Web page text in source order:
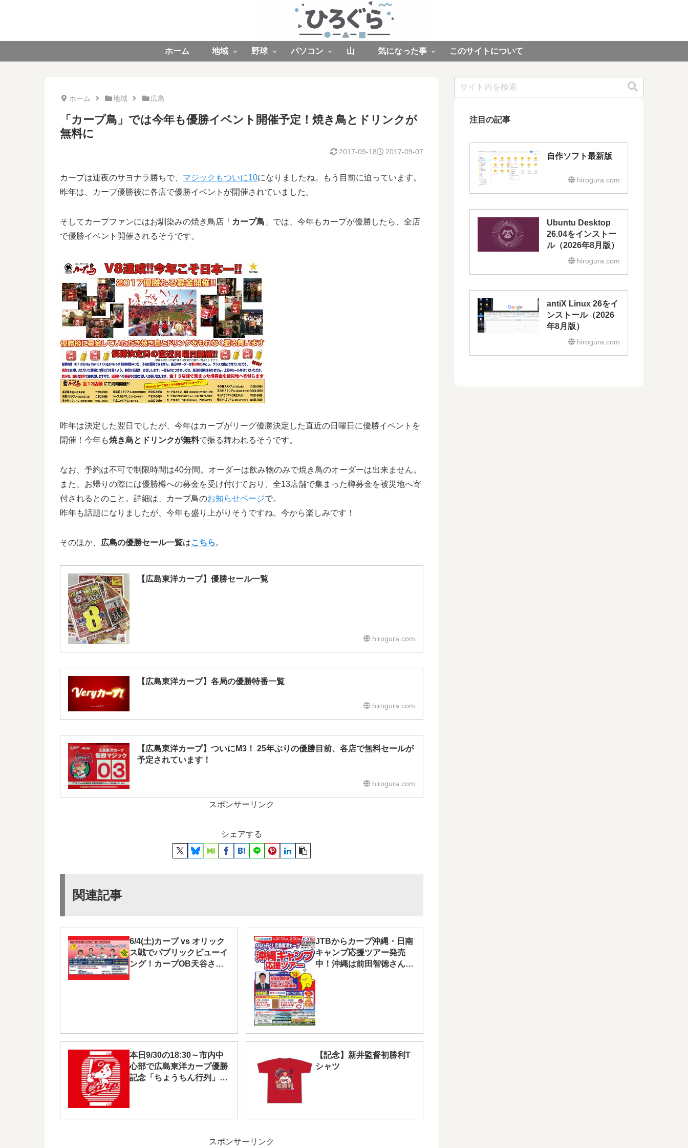
ホーム 地域 野球 パソコン 山 気になった事 このサイトについて
ホーム 地域 広島
「カープ鳥」では今年も優勝イベント開催予定！焼き鳥とドリンクが
無料に
2017-09-07
2017-09-18
カープは連夜のサヨナラ勝ちで、 マジックもついに10になりましたね。もう目前に迫っています。
昨年は、カープ優勝後に各店で優勝イベントが開催されていました。
そしてカープファンにはお馴染みの焼き鳥店「 カープ鳥 」では、今年もカープが優勝したら、全店
で優勝イベント開催されるそうです。
昨年は決定した翌日でしたが、今年はカープがリーグ優勝決定した直近の日曜日に優勝イベントを
開催！今年も焼き鳥とドリンクが無料で振る舞われるそうです。
なお、予約は不可で制限時間は40分間。オーダーは飲み物のみで焼き鳥のオーダーは出来ません。
また、お帰りの際には優勝樽への募金を受け付けており、全13店舗で集まった樽募金を被災地へ寄
付されるとのこと。詳細は、カープ鳥のお知らせページで。
昨年も話題になりましたが、今年も盛り上がりそうですね。今から楽しみです！
そのほか、 広島の優勝セール一覧はこちら 。
【広島東洋カープ】優勝セール一覧
hirogura.com
【広島東洋カープ】各局の優勝特番一覧
hirogura.com
【広島東洋カープ】ついにM3！ 25年ぶりの優勝目前、各店で無料セールが
予定されています！
hirogura.com
スポンサーリンク
シェアする
関連記事
6/4(土)カープ vs オリック
ス戦でパブリックビューイ
ング！カープOB天谷さん
JTBからカープ沖縄・日南
キャンプ応援ツアー発売
中！沖縄は前田智徳さんの
本日9/30の18:30～市内中
心部で広島東洋カープ優勝
記念「ちょうちん行列」が
【記念】新井監督初勝利T
シャツ
スポンサーリンク
注目の記事
自作ソフト最新版
hirogura.com
Ubuntu Desktop
26.04をインストー
ル（2026年8月版）
hirogura.com
antiX Linux 26をイ
ンストール（2026
年8月版）
hirogura.com